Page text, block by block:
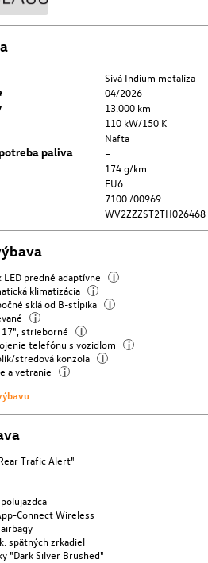
Sivá Indium metalíza
04/2026
13.000 km
110 kW/150 K
Nafta
paliva –
174 g/km
EU6
7100 /00969
WV2ZZZST2TH026468
predné adaptívne i
klimatizácia i
sklá od B-stĺpika i
i
strieborné
i
telefónu s vozidlom i
stredová konzola i
a vetranie i
Trafic Alert"
Connect Wireless
spätných zrkadiel
"Dark Silver Brushed"